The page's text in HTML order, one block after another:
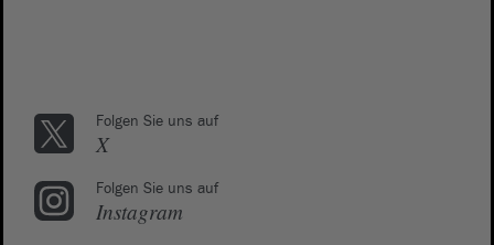
Folgen Sie uns auf
X
Folgen Sie uns auf
Instagram